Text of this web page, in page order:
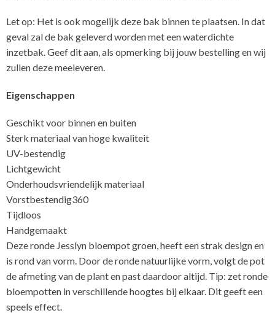
Let op: Het is ook mogelijk deze bak binnen te plaatsen. In dat
geval zal de bak geleverd worden met een waterdichte
inzetbak. Geef dit aan, als opmerking bij jouw bestelling en wij
zullen deze meeleveren.
Eigenschappen
Geschikt voor binnen en buiten
Sterk materiaal van hoge kwaliteit
UV-bestendig
Lichtgewicht
Onderhoudsvriendelijk materiaal
Vorstbestendig360
Tijdloos
Handgemaakt
Deze ronde Jesslyn bloempot groen, heeft een strak design en
is rond van vorm. Door de ronde natuurlijke vorm, volgt de pot
de afmeting van de plant en past daardoor altijd. Tip: zet ronde
bloempotten in verschillende hoogtes bij elkaar. Dit geeft een
speels effect.